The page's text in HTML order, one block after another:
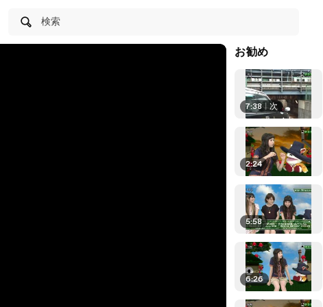
検索
お勧め
7:38 | 次
2:24
5:58
6:26